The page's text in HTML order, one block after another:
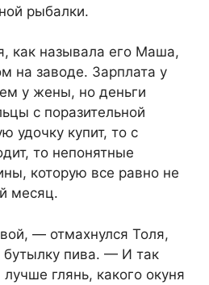
рыбалки.
как называла его Маша,
на заводе. Зарплата у
у жены, но деньги
с поразительной
удочку купит, то с
то непонятные
которую все равно не
месяц.
— отмахнулся Толя,
бутылку пива. — И так
глянь, какого окуня